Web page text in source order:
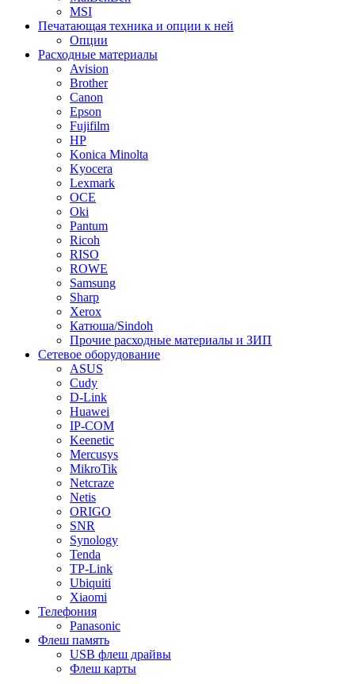
MSI
Печатающая техника и опции к ней
Опции
Расходные материалы
Avision
Brother
Canon
Epson
Fujifilm
HP
Konica Minolta
Kyocera
Lexmark
OCE
Oki
Pantum
Ricoh
RISO
ROWE
Samsung
Sharp
Xerox
Катюша/Sindoh
Прочие расходные материалы и ЗИП
Сетевое оборудование
ASUS
Cudy
D-Link
Huawei
IP-COM
Keenetic
Mercusys
MikroTik
Netcraze
Netis
ORIGO
SNR
Synology
Tenda
TP-Link
Ubiquiti
Xiaomi
Телефония
Panasonic
Флеш память
USB флеш драйвы
Флеш карты